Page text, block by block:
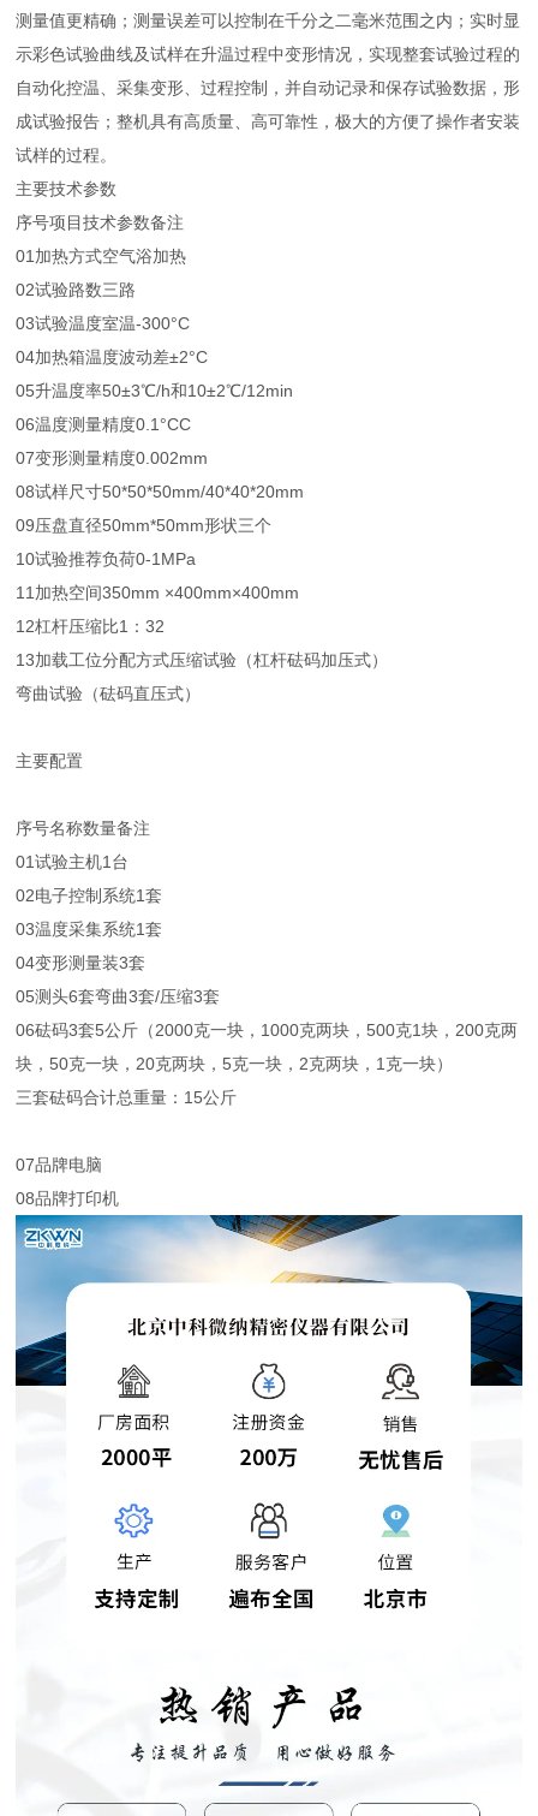
测量值更精确；测量误差可以控制在千分之二毫米范围之内；实时显
示彩色试验曲线及试样在升温过程中变形情况，实现整套试验过程的
自动化控温、采集变形、过程控制，并自动记录和保存试验数据，形
成试验报告；整机具有高质量、高可靠性，极大的方便了操作者安装
试样的过程。
主要技术参数
序号项目技术参数备注
01 加热方式空气浴加热
02试验路数三路
03试验温度室温-300°C
04加热箱温度波动差±2°C
05升温度率50±3℃/h和10±2℃/12min
06温度测量精度0.1°CC
07变形测量精度0.002mm
08试样尺寸50*50*50mm/40*40*20mm
09压盘直径50mm*50mm形状三个
10试验推荐负荷0-1MPa
11 加热空间350mm ×400mm×400mm
12杠杆压缩比1：32
13加载工位分配方式压缩试验（杠杆砝码加压式）
弯曲试验（砝码直压式）
主要配置
序号名称数量备注
01试验主机1台
02电子控制系统1套
03温度采集系统1套
04变形测量装3套
05测头6套弯曲3套/压缩3套
06砝码3套5公斤（2000克一块，1000克两块，500克1块，200克两
块，50克一块，20克两块，5克一块，2克两块，1克一块）
三套砝码合计总重量：15公斤
07品牌电脑
08品牌打印机